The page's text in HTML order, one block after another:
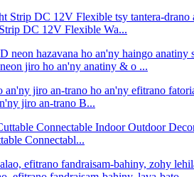
DC 12V Flexible Wa...
jiro ho an'ny anatiny & o ...
jiro an-trano B...
Connectabl...